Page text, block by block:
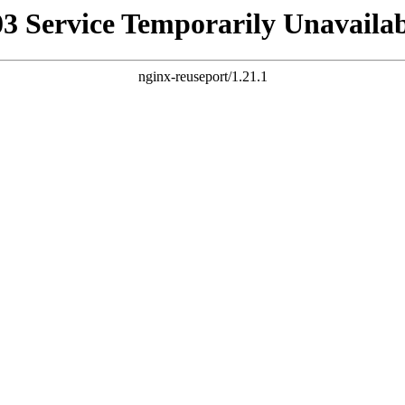
Service Temporarily
nginx-reuseport/1.21.1